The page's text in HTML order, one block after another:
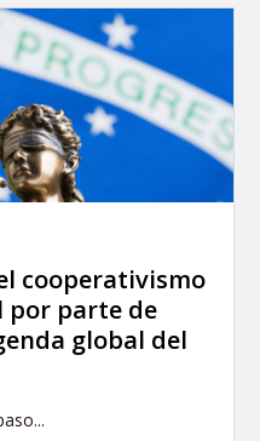
cooperativismo
por parte de
global del